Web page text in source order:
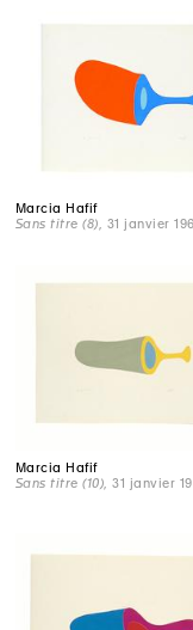
Marcia Hafif
Sans titre (8) , 31 janvier
Marcia Hafif
Sans titre (10) , 31 janvier